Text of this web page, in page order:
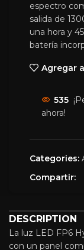
espectro
salida de
una hora y
batería
Agregar
535
ahora!
Categories:
Compartir:
DESCRIPTION
La luz LED FP6
con un panel